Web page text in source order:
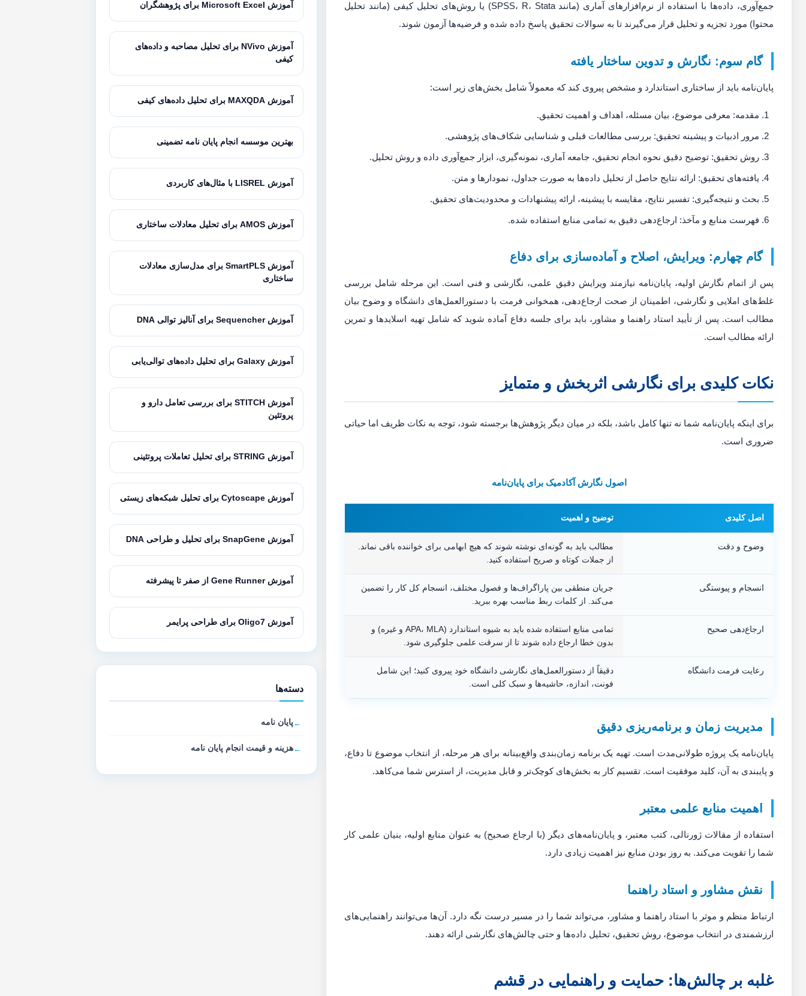
جمع‌آوری، داده‌ها با استفاده از نرم‌افزارهای آماری (مانند SPSS، R، Stata) یا روش‌های تحلیل کیفی (مانند تحلیل
محتوا) مورد تجزیه و تحلیل قرار می‌گیرند تا به سوالات تحقیق پاسخ داده شده و فرضیه‌ها آزمون شوند.
گام سوم: نگارش و تدوین ساختار یافته
پایان‌نامه باید از ساختاری استاندارد و مشخص پیروی کند که معمولاً شامل بخش‌های زیر است:
مقدمه: معرفی موضوع، بیان مسئله، اهداف و اهمیت تحقیق.
مرور ادبیات و پیشینه تحقیق: بررسی مطالعات قبلی و شناسایی شکاف‌های پژوهشی.
روش تحقیق: توضیح دقیق نحوه انجام تحقیق، جامعه آماری، نمونه‌گیری، ابزار جمع‌آوری داده و روش تحلیل.
یافته‌های تحقیق: ارائه نتایج حاصل از تحلیل داده‌ها به صورت جداول، نمودارها و متن.
بحث و نتیجه‌گیری: تفسیر نتایج، مقایسه با پیشینه، ارائه پیشنهادات و محدودیت‌های تحقیق.
فهرست منابع و مآخذ: ارجاع‌دهی دقیق به تمامی منابع استفاده شده.
گام چهارم: ویرایش، اصلاح و آماده‌سازی برای دفاع
پس از اتمام نگارش اولیه، پایان‌نامه نیازمند ویرایش دقیق علمی، نگارشی و فنی است. این مرحله شامل بررسی
غلط‌های املایی و نگارشی، اطمینان از صحت ارجاع‌دهی، همخوانی فرمت با دستورالعمل‌های دانشگاه و وضوح بیان
مطالب است. پس از تأیید استاد راهنما و مشاور، باید برای جلسه دفاع آماده شوید که شامل تهیه اسلایدها و تمرین
ارائه مطالب است.
نکات کلیدی برای نگارشی اثربخش و متمایز
برای اینکه پایان‌نامه شما نه تنها کامل باشد، بلکه در میان دیگر پژوهش‌ها برجسته شود، توجه به نکات ظریف اما حیاتی
ضروری است.
اصول نگارش آکادمیک برای پایان‌نامه
اصل کلیدی توضیح و اهمیت
وضوح و دقت
مطالب باید به گونه‌ای نوشته شوند که هیچ ابهامی برای خواننده باقی نماند.
از جملات کوتاه و صریح استفاده کنید.
انسجام و پیوستگی
جریان منطقی بین پاراگراف‌ها و فصول مختلف، انسجام کل کار را تضمین
می‌کند. از کلمات ربط مناسب بهره ببرید.
ارجاع‌دهی صحیح
تمامی منابع استفاده شده باید به شیوه استاندارد (APA، MLA و غیره) و
بدون خطا ارجاع داده شوند تا از سرقت علمی جلوگیری شود.
رعایت فرمت دانشگاه
دقیقاً از دستورالعمل‌های نگارشی دانشگاه خود پیروی کنید؛ این شامل
فونت، اندازه، حاشیه‌ها و سبک کلی است.
مدیریت زمان و برنامه‌ریزی دقیق
پایان‌نامه یک پروژه طولانی‌مدت است. تهیه یک برنامه زمان‌بندی واقع‌بینانه برای هر مرحله، از انتخاب موضوع تا دفاع،
و پایبندی به آن، کلید موفقیت است. تقسیم کار به بخش‌های کوچک‌تر و قابل مدیریت، از استرس شما می‌کاهد.
اهمیت منابع علمی معتبر
استفاده از مقالات ژورنالی، کتب معتبر، و پایان‌نامه‌های دیگر (با ارجاع صحیح) به عنوان منابع اولیه، بنیان علمی کار
شما را تقویت می‌کند. به روز بودن منابع نیز اهمیت زیادی دارد.
نقش مشاور و استاد راهنما
ارتباط منظم و موثر با استاد راهنما و مشاور، می‌تواند شما را در مسیر درست نگه دارد. آن‌ها می‌توانند راهنمایی‌های
ارزشمندی در انتخاب موضوع، روش تحقیق، تحلیل داده‌ها و حتی چالش‌های نگارشی ارائه دهند.
غلبه بر چالش‌ها: حمایت و راهنمایی در قشم
آموزش Microsoft Excel برای پژوهشگران
آموزش NVivo برای تحلیل مصاحبه و داده‌های
کیفی
آموزش MAXQDA برای تحلیل داده‌های کیفی
بهترین موسسه انجام پایان نامه تضمینی
آموزش LISREL با مثال‌های کاربردی
آموزش AMOS برای تحلیل معادلات ساختاری
آموزش SmartPLS برای مدل‌سازی معادلات
ساختاری
آموزش Sequencher برای آنالیز توالی DNA
آموزش Galaxy برای تحلیل داده‌های توالی‌یابی
آموزش STITCH برای بررسی تعامل دارو و
پروتئین
آموزش STRING برای تحلیل تعاملات پروتئینی
آموزش Cytoscape برای تحلیل شبکه‌های زیستی
آموزش SnapGene برای تحلیل و طراحی DNA
آموزش Gene Runner از صفر تا پیشرفته
آموزش Oligo7 برای طراحی پرایمر
دسته‌ها
پایان نامه
هزینه و قیمت انجام پایان نامه